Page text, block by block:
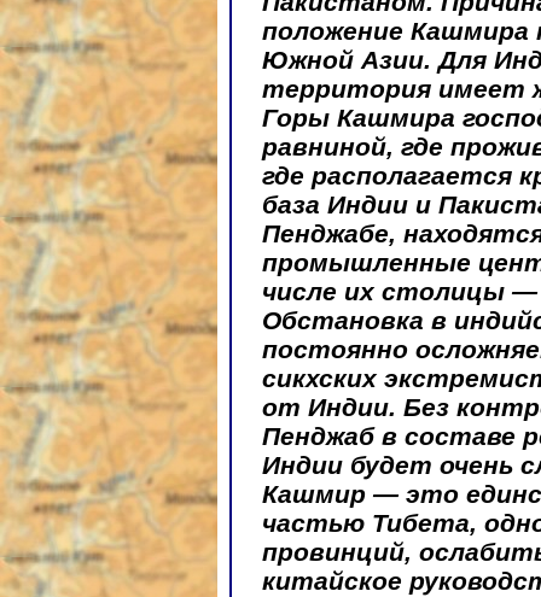
положение Кашмира
Южной Азии. Для
территория имеет
Горы Кашмира
равниной, где
где располагается
база Индии и
Пенджабе,
промышленные
числе их столицы —
Обстановка в
постоянно
сикхских
от Индии. Без
Пенджаб в составе
Индии будет очень
Кашмир — это
частью Тибета,
провинций,
китайское